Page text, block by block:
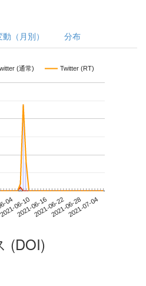
動（月別） 分布
(通常) Twitter (RT)
0406-10
2021-06-162021-06-222021-06-282021-07-04
(DOI)